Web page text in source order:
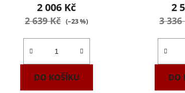
2 006 Kč
2 639 Kč (–23 %)
DO KOŠÍKU
2
3 336
DO